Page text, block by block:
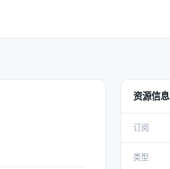
资源信息
订阅
类型